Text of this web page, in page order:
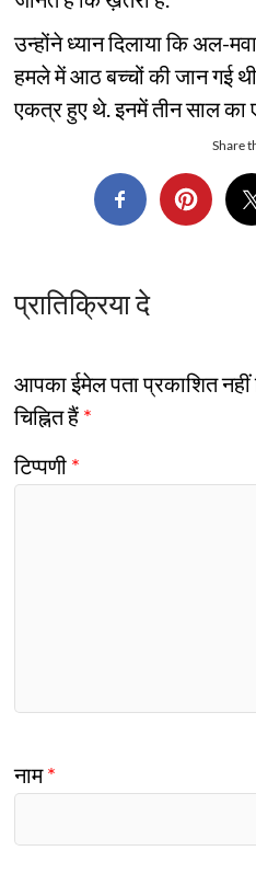
उन्होंने ध्यान दिलाया कि अल-
हमले में आठ बच्चों की जान गई
एकत्र हुए थे. इनमें तीन साल का
Share
प्रातिक्रिया दे
आपका ईमेल पता प्रकाशित नहीं
चिह्नित हैं *
टिप्पणी *
नाम*